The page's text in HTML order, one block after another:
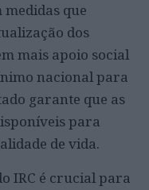
que
dos
mais apoio social
nacional para
garante que as
para
de vida.
IRC é crucial para